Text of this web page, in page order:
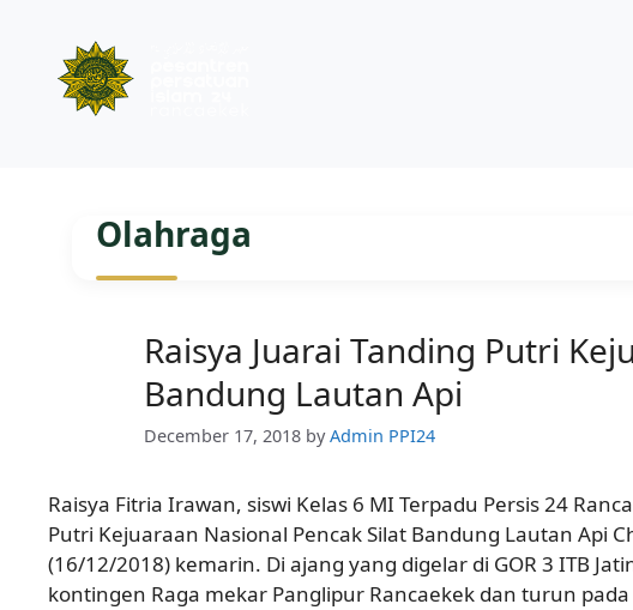
Olahraga
Raisya Juarai Tanding Putri
Bandung Lautan Api
December 17, 2018 byAdmin PPI24
Raisya Fitria Irawan, siswi Kelas 6 MI Terpadu Persis 24
Putri Kejuaraan Nasional Pencak Silat Bandung Lautan Api
(16/12/2018) kemarin. Di ajang yang digelar di GOR 3 ITB
kontingen Raga mekar Panglipur Rancaekek dan turun pada